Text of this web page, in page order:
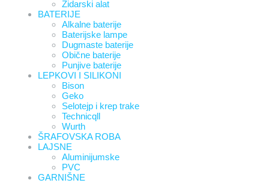
Zidarski alat
BATERIJE
Alkalne baterije
Baterijske lampe
Dugmaste baterije
Obične baterije
Punjive baterije
LEPKOVI I SILIKONI
Bison
Geko
Selotejp i krep trake
Technicqll
Wurth
ŠRAFOVSKA ROBA
LAJSNE
Aluminijumske
PVC
GARNIŠNE